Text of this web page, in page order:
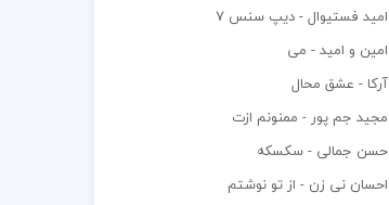
اميد فستيوال - ديپ سنس ۷
امین و امید - می
آرکا - عشق محال
مجید جم پور - ممنونم ازت
حسن جمالی - سکسکه
احسان نی زن - از تو نوشتم